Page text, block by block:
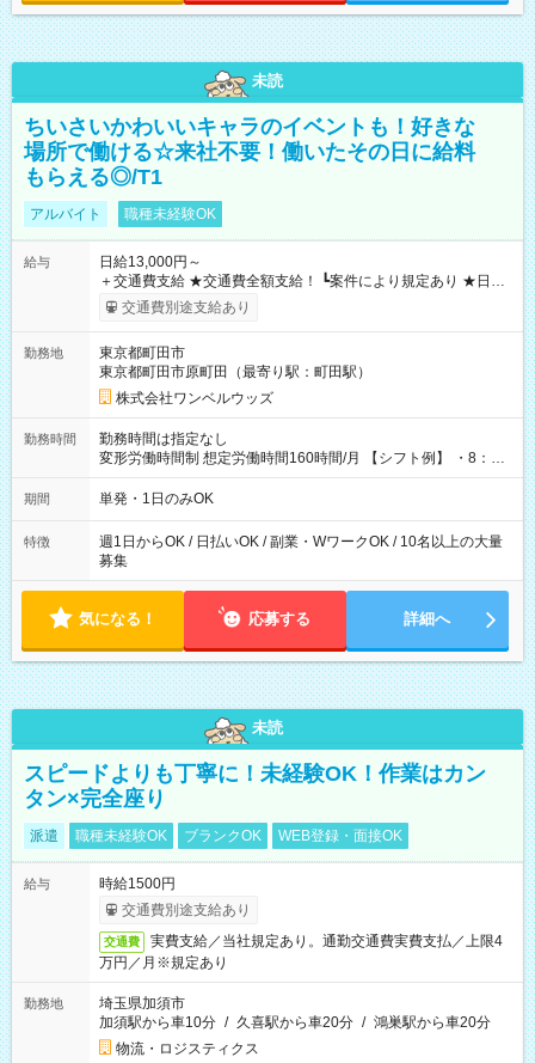
未読
ちいさいかわいいキャラのイベントも！好きな
場所で働ける☆来社不要！働いたその日に給料
もらえる◎/T1
アルバイト 職種未経験OK
給与
日給13,000円～
＋交通費支給 ★交通費全額支給！ ┗案件により規定あり ★日払
いOK！（規定あり） ┗働いたその日に現金GET♪ お仕事後はコ
ンビニATMから 日払い分を引き落とせます！ 【試用期間】試
交通費別途支給あり
勤務地
東京都町田市
東京都町田市原町田（最寄り駅：町田駅）
株式会社ワンベルウッズ
勤務時間
勤務時間は指定なし
変形労働時間制 想定労働時間160時間/月 【シフト例】 ・8：00
～21：00
期間 単発・1日のみOK
特徴
週1日からOK / 日払いOK / 副業・WワークOK / 10名以上の大量
募集
気になる！ 応募する 詳細へ
未読
スピードよりも丁寧に！未経験OK！作業はカン
タン×完全座り
派遣 職種未経験OK ブランクOK WEB登録・面接OK
給与
時給1500円
交通費別途支給あり
交通費
実費支給／当社規定あり。通勤交通費実費支払／上限4
万円／月※規定あり
勤務地
埼玉県加須市
加須駅から車10分 / 久喜駅から車20分 / 鴻巣駅から車20分
物流・ロジスティクス